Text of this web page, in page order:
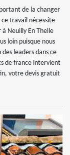
de la changer
travail nécessite
Neuilly En Thelle
loin puisque nous
leaders dans ce
de france intervient
votre devis gratuit